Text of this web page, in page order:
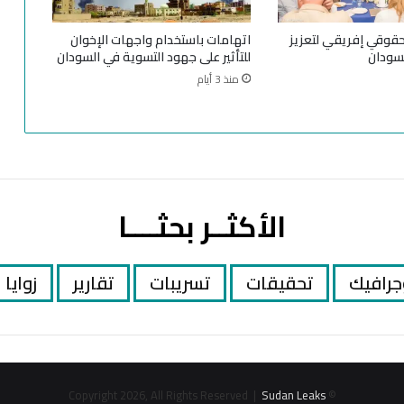
ل
ى
د
ج
ا
إفريقي لتعزيز اتهامات باستخدام واجهات الإخوان
للتأثير على جهود التسوية في السودان
منذ 3 أيام
الأكثــر بحثــــا
تحقيقات تسريبات تقارير زوايا
© Copyright 2026, All Rights Reserved |
Sudan Leaks